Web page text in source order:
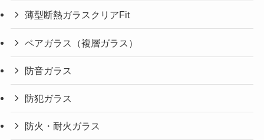
薄型断熱ガラスクリアFit
ペアガラス（複層ガラス）
防音ガラス
防犯ガラス
防火・耐火ガラス